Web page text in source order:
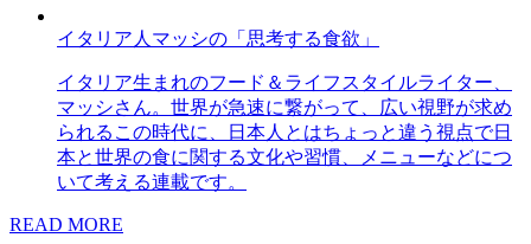
イタリア人マッシの「思考する食欲」
イタリア生まれのフード＆ライフスタイルライター、
マッシさん。世界が急速に繋がって、広い視野が求め
られるこの時代に、日本人とはちょっと違う視点で日
本と世界の食に関する文化や習慣、メニューなどにつ
いて考える連載です。
READ MORE